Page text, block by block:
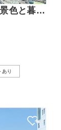
色と暮ら
あり